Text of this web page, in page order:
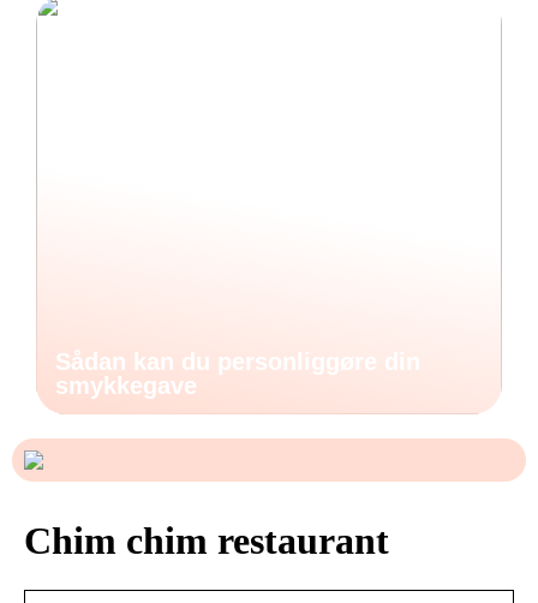
Sådan kan du personliggøre din
smykkegave
Chim chim restaurant